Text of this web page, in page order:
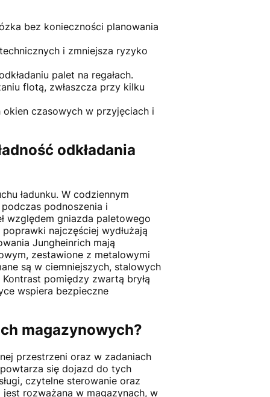
bez konieczności planowania
i zmniejsza ryzyko
palet na regałach.
flotą, zwłaszcza przy kilku
okien czasowych w przyjęciach i
odkładania
ładunku. W codziennym
podnoszenia i
względem gniazda paletowego
najczęściej wydłużają
Jungheinrich mają
zestawione z metalowymi
są w ciemniejszych, stalowych
pomiędzy zwartą bryłą
wspiera bezpieczne
magazynowych?
przestrzeni oraz w zadaniach
się dojazd do tych
czytelne sterowanie oraz
rozważana w magazynach, w